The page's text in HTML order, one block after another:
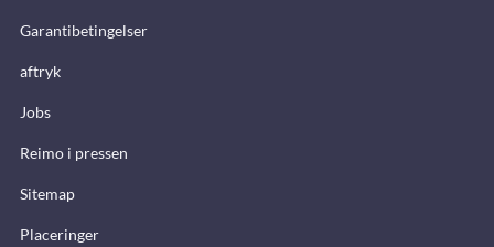
Garantibetingelser
aftryk
Jobs
Reimo i pressen
Sitemap
Placeringer